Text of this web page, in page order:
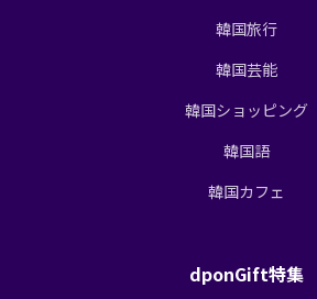
韓国旅行
韓国芸能
韓国ショッピング
韓国語
韓国カフェ
dponGift特集